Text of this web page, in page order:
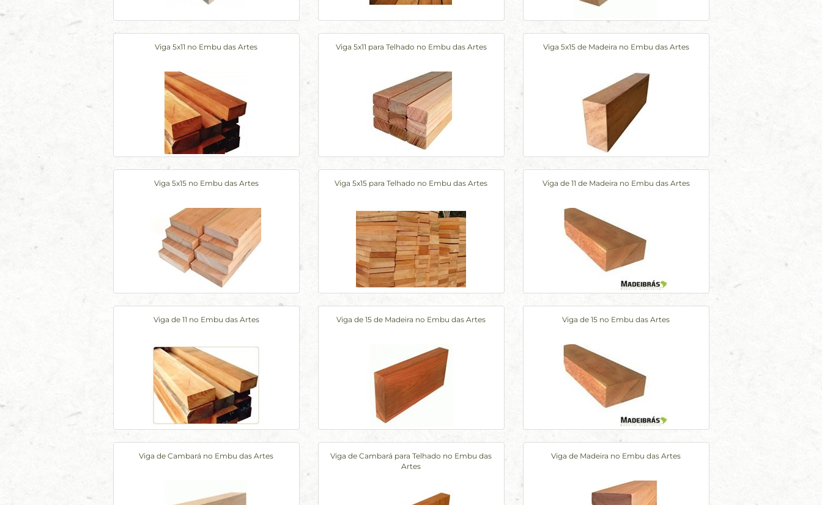
Viga 5x11 no Embu das Artes Viga 5x11 para Telhado no Embu das Artes Viga 5x15 de Madeira no Embu das Artes
Viga 5x15 no Embu das Artes Viga 5x15 para Telhado no Embu das Artes Viga de 11 de Madeira no Embu das Artes
Viga de 11 no Embu das Artes Viga de 15 de Madeira no Embu das Artes Viga de 15 no Embu das Artes
Viga de Cambará no Embu das Artes
Viga de Cambará para Telhado no Embu das
Artes
Viga de Madeira no Embu das Artes